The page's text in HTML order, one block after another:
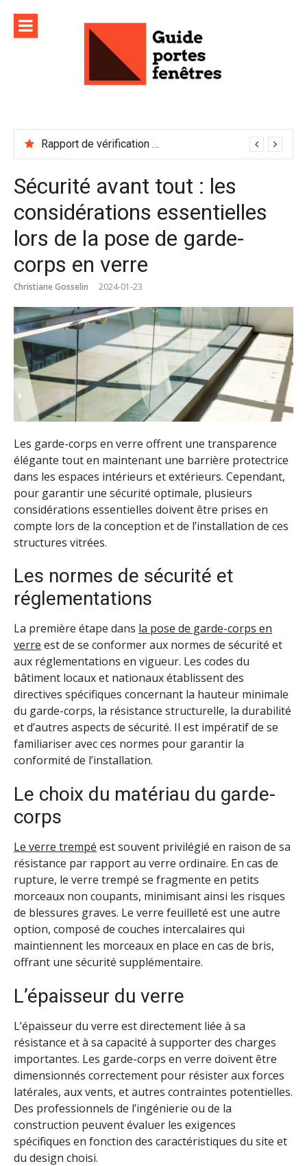
contenu
Rapport de vérification sécurité : à conserver précieusement
Sécurité avant tout : les
considérations essentielles
lors de la pose de garde-
corps en verre
Christiane Gosselin 2024-01-23
Les garde-corps en verre offrent une transparence
élégante tout en maintenant une barrière protectrice
dans les espaces intérieurs et extérieurs. Cependant,
pour garantir une sécurité optimale, plusieurs
considérations essentielles doivent être prises en
compte lors de la conception et de l’installation de ces
structures vitrées.
Les normes de sécurité et
réglementations
La première étape dans la pose de garde-corps en
verre est de se conformer aux normes de sécurité et
aux réglementations en vigueur. Les codes du
bâtiment locaux et nationaux établissent des
directives spécifiques concernant la hauteur minimale
du garde-corps, la résistance structurelle, la durabilité
et d’autres aspects de sécurité. Il est impératif de se
familiariser avec ces normes pour garantir la
conformité de l’installation.
Le choix du matériau du garde-
corps
Le verre trempé est souvent privilégié en raison de sa
résistance par rapport au verre ordinaire. En cas de
rupture, le verre trempé se fragmente en petits
morceaux non coupants, minimisant ainsi les risques
de blessures graves. Le verre feuilleté est une autre
option, composé de couches intercalaires qui
maintiennent les morceaux en place en cas de bris,
offrant une sécurité supplémentaire.
L’épaisseur du verre
L’épaisseur du verre est directement liée à sa
résistance et à sa capacité à supporter des charges
importantes. Les garde-corps en verre doivent être
dimensionnés correctement pour résister aux forces
latérales, aux vents, et autres contraintes potentielles.
Des professionnels de l’ingénierie ou de la
construction peuvent évaluer les exigences
spécifiques en fonction des caractéristiques du site et
du design choisi.